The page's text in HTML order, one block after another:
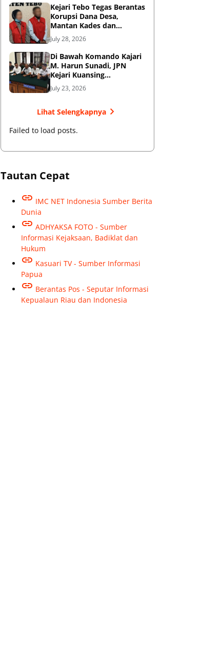
Kejari Tebo Tegas Berantas
Korupsi Dana Desa,
Mantan Kades dan
Bendahara Resmi Jadi
Tersangka
July 28, 2026
Di Bawah Komando Kajari
M. Harun Sunadi, JPN
Kejari Kuansing
Menangkan Gugatan PTUN
dan Amankan Aset
July 23, 2026
Lihat Selengkapnya
Failed to load posts.
Tautan Cepat
IMC NET Indonesia Sumber Berita
Dunia
ADHYAKSA FOTO - Sumber
Informasi Kejaksaan, Badiklat dan
Hukum
Kasuari TV - Sumber Informasi
Papua
Berantas Pos - Seputar Informasi
Kepualaun Riau dan Indonesia